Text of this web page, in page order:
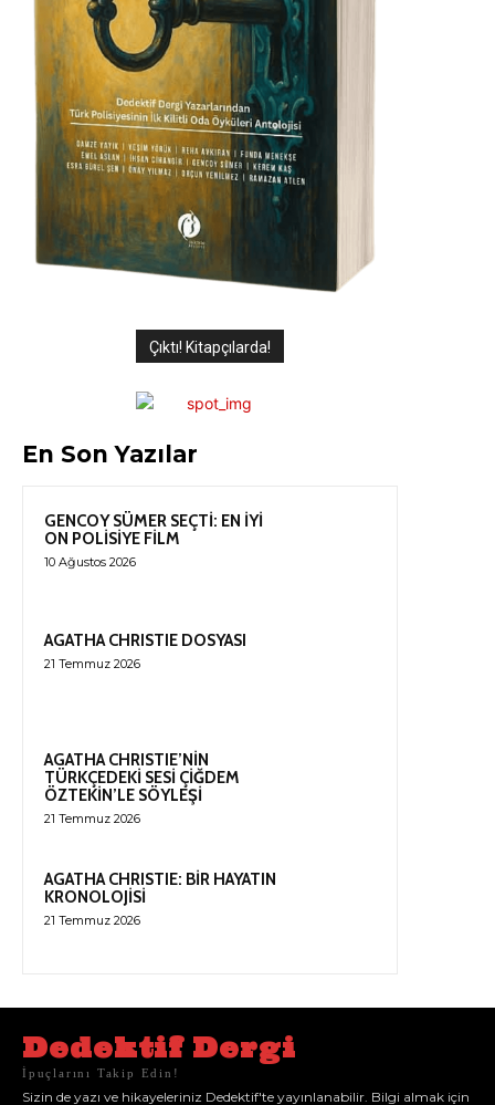
Çıktı! Kitapçılarda!
En Son Yazılar
GENCOY SÜMER SEÇTİ: EN İYİ
ON POLİSİYE FİLM
10 Ağustos 2026
AGATHA CHRISTIE DOSYASI
21 Temmuz 2026
AGATHA CHRISTIE’NİN
TÜRKÇEDEKİ SESİ ÇİĞDEM
ÖZTEKİN’LE SÖYLEŞİ
21 Temmuz 2026
AGATHA CHRISTIE: BİR HAYATIN
KRONOLOJİSİ
21 Temmuz 2026
Dedektif Dergi
İpuçlarını Takip Edin!
Sizin de yazı ve hikayeleriniz Dedektif'te yayınlanabilir. Bilgi almak için